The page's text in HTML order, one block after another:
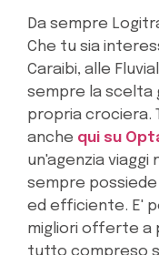
Da sempre
Che tu sia
Caraibi, alle
sempre la scelta
propria crociera.
anche qui su
un'agenzia viaggi
sempre
ed efficiente. E'
migliori offerte a